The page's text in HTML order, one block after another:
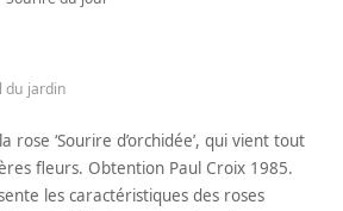
du jardin
rose ‘Sourire d’orchidée’, qui vient tout
fleurs. Obtention Paul Croix 1985.
les caractéristiques des roses